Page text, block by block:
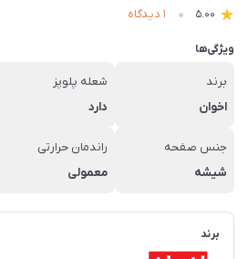
5.00 1 دیدگاه
ویژگی‌ها
برند
اخوان
شعله پلوپز
دارد
جنس صفحه
شیشه
راندمان حرارتی
معمولی
برند